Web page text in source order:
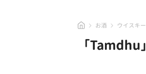
お酒 ウイスキー
「Tamdhu」